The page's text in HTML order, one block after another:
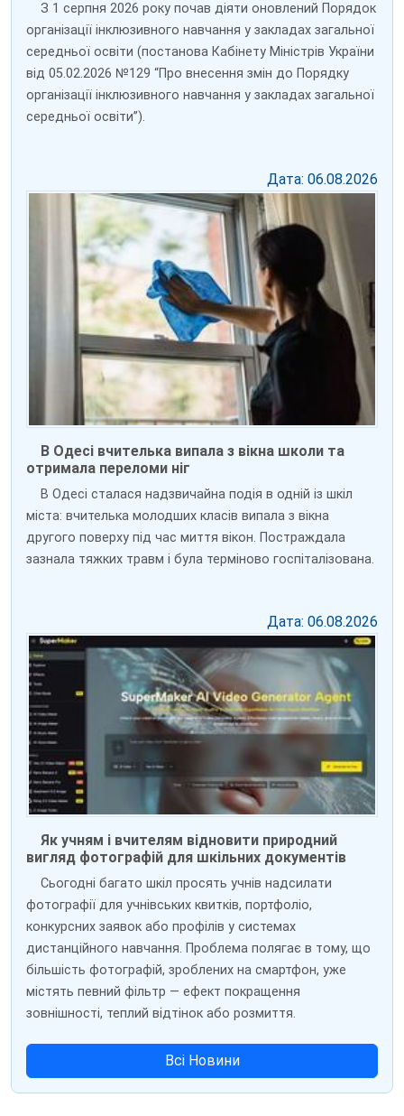
З 1 серпня 2026 року почав діяти оновлений Порядок
організації інклюзивного навчання у закладах загальної
середньої освіти (постанова Кабінету Міністрів України
від 05.02.2026 №129 “Про внесення змін до Порядку
організації інклюзивного навчання у закладах загальної
середньої освіти”).
Дата: 06.08.2026
В Одесі вчителька випала з вікна школи та
отримала переломи ніг
В Одесі сталася надзвичайна подія в одній із шкіл
міста: вчителька молодших класів випала з вікна
другого поверху під час миття вікон. Постраждала
зазнала тяжких травм і була терміново госпіталізована.
Дата: 06.08.2026
Як учням і вчителям відновити природний
вигляд фотографій для шкільних документів
Сьогодні багато шкіл просять учнів надсилати
фотографії для учнівських квитків, портфоліо,
конкурсних заявок або профілів у системах
дистанційного навчання. Проблема полягає в тому, що
більшість фотографій, зроблених на смартфон, уже
містять певний фільтр — ефект покращення
зовнішності, теплий відтінок або розмиття.
Всі Новини